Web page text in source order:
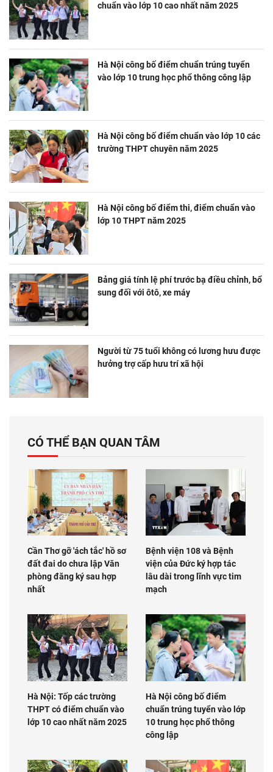
chuẩn vào lớp 10 cao nhất năm 2025
Hà Nội công bố điểm chuẩn trúng tuyển
vào lớp 10 trung học phổ thông công lập
Hà Nội công bố điểm chuẩn vào lớp 10 các
trường THPT chuyên năm 2025
Hà Nội công bố điểm thi, điểm chuẩn vào
lớp 10 THPT năm 2025
Bảng giá tính lệ phí trước bạ điều chỉnh, bổ
sung đối với ôtô, xe máy
Người từ 75 tuổi không có lương hưu được
hưởng trợ cấp hưu trí xã hội
CÓ THỂ BẠN QUAN TÂM
Cần Thơ gỡ 'ách tắc' hồ sơ
đất đai do chưa lập Văn
phòng đăng ký sau hợp
nhất
Bệnh viện 108 và Bệnh
viện của Đức ký hợp tác
lâu dài trong lĩnh vực tim
mạch
Hà Nội: Tốp các trường
THPT có điểm chuẩn vào
lớp 10 cao nhất năm 2025
Hà Nội công bố điểm
chuẩn trúng tuyển vào lớp
10 trung học phổ thông
công lập